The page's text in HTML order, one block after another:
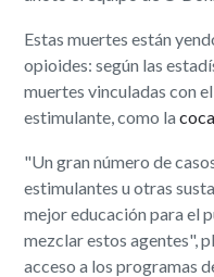
Estas muertes están
opioides: según las
muertes vinculadas con
estimulante, como la
"Un gran número de
estimulantes u otras
mejor educación para el
mezclar estos agentes",
acceso a los programas